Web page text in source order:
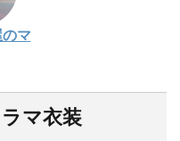
マ
マ衣装